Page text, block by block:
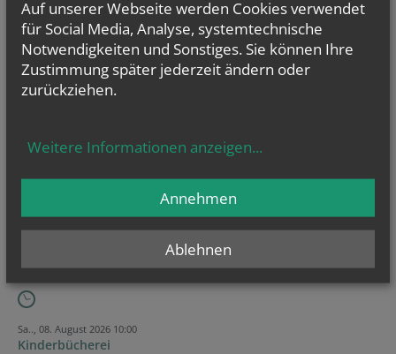
Kalenderwoche 32
Sa.., 08. August 2026 10:00
Kinderbücherei
Auf unserer Webseite werden Cookies verwendet
für Social Media, Analyse, systemtechnische
Notwendigkeiten und Sonstiges. Sie können Ihre
Zustimmung später jederzeit ändern oder
zurückziehen.
Weitere Informationen anzeigen...
Ablehnen
Annehmen